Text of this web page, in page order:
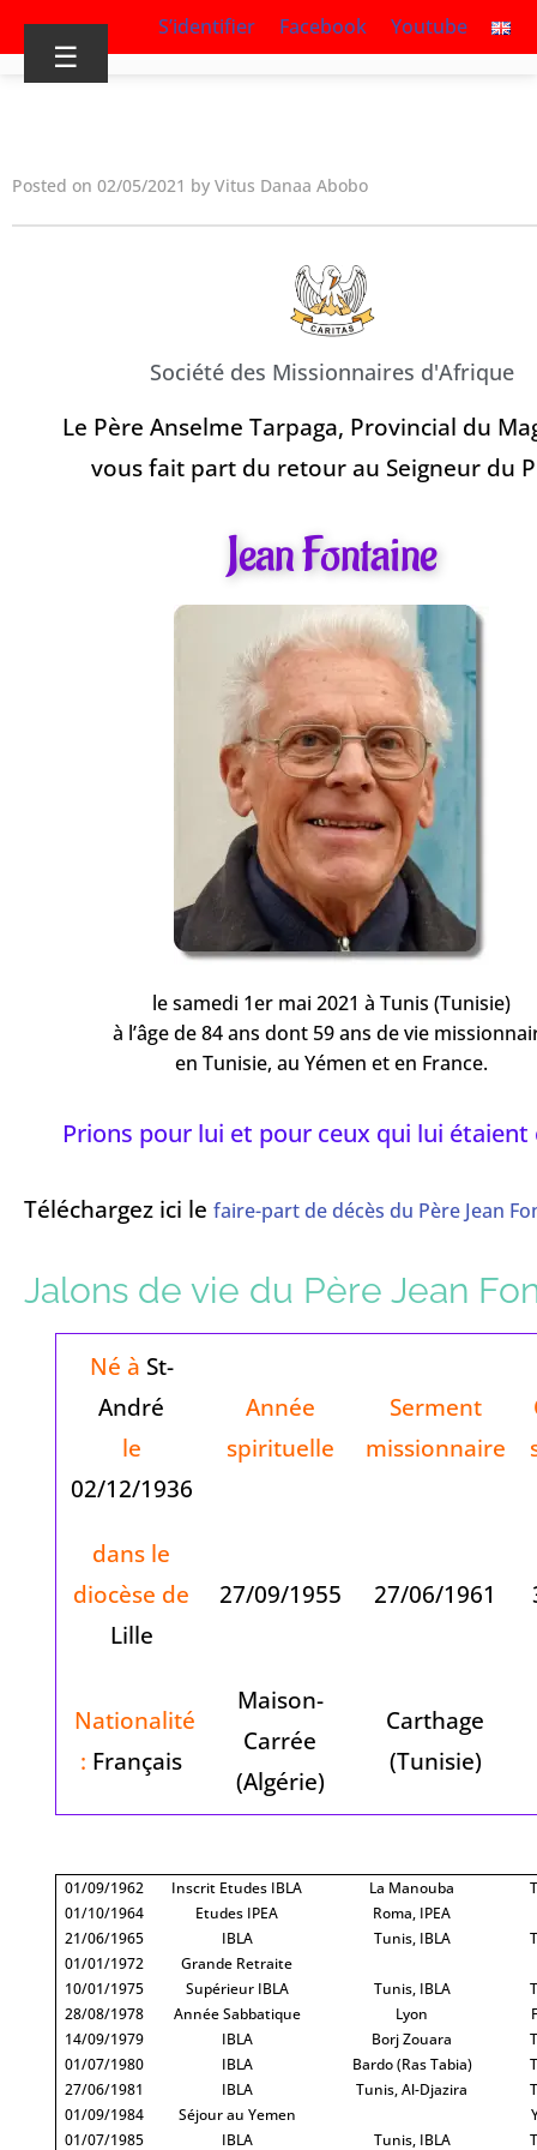
S’identifier Facebook Youtube
☰
Posted on 02/05/2021 by Vitus Danaa Abobo
Société des Missionnaires d'Afrique
Le Père Anselme Tarpaga, Provincial du
vous fait part du retour au Seigneur du
Jean Fontaine
le samedi 1er mai 2021 à Tunis (Tunisie)
à l’âge de 84 ans dont 59 ans de vie
en Tunisie, au Yémen et en France.
Prions pour lui et pour ceux qui lui étaient
Téléchargez ici le faire-part de décès du Père Jean
Jalons de vie du Père Jean
Né à St-
André
le
02/12/1936
Année
spirituelle
Serment
missionnaire
dans le
diocèse de
Lille
27/09/1955 27/06/1961
Nationalité
: Français
Maison-
Carrée
(Algérie)
Carthage
(Tunisie)
01/09/1962 Inscrit Etudes IBLA La Manouba
01/10/1964
Etudes IPEA
Roma, IPEA
21/06/1965
IBLA Tunis, IBLA
01/01/1972
Grande Retraite
10/01/1975
Supérieur IBLA Tunis, IBLA
28/08/1978
Année Sabbatique Lyon
14/09/1979
IBLA Borj Zouara
01/07/1980
IBLA Bardo (Ras Tabia)
27/06/1981
IBLA Tunis, Al-Djazira
01/09/1984
Séjour au Yemen
01/07/1985
IBLA Tunis, IBLA